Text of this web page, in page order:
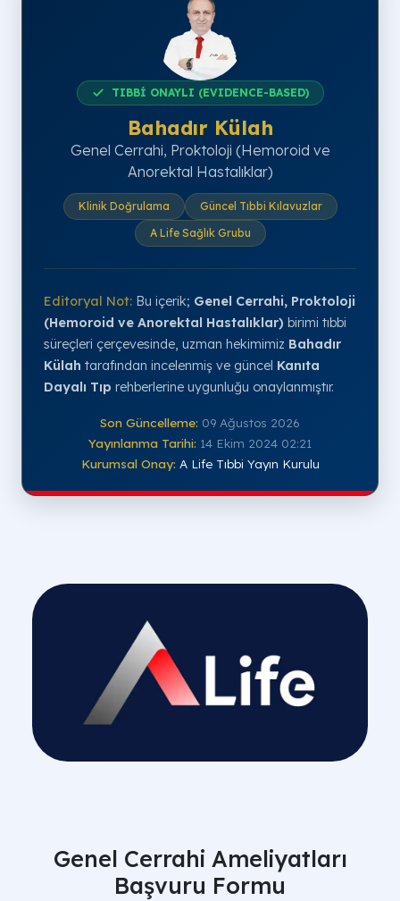
TIBBİ ONAYLI (EVIDENCE-BASED)
Bahadır Külah
Genel Cerrahi, Proktoloji (Hemoroid ve
Anorektal Hastalıklar)
Klinik Doğrulama
Güncel Tıbbi Kılavuzlar
A Life Sağlık Grubu
Editoryal Not: Bu içerik; Genel Cerrahi, Proktoloji
(Hemoroid ve Anorektal Hastalıklar) birimi tıbbi
süreçleri çerçevesinde, uzman hekimimiz Bahadır
Külah tarafından incelenmiş ve güncel Kanıta
Dayalı Tıp rehberlerine uygunluğu onaylanmıştır.
Son Güncelleme: 09 Ağustos 2026
Yayınlanma Tarihi: 14 Ekim 2024 02:21
Kurumsal Onay: A Life Tıbbi Yayın Kurulu
Genel Cerrahi Ameliyatları
Başvuru Formu